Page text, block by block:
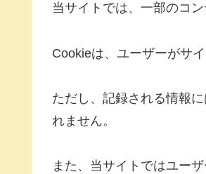
当サイトでは、一部のコ
Cookieは、ユーザーがサ
ただし、記録される情報
れません。
また、当サイトではユー